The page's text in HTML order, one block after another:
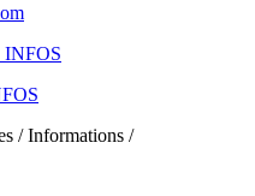
/ Informations /